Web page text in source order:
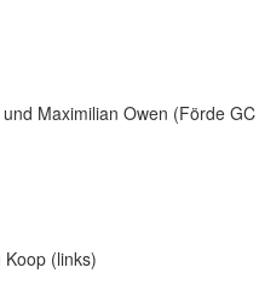
Maximilian Owen (Förde GC
Koop (links)